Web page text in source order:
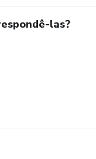
las?